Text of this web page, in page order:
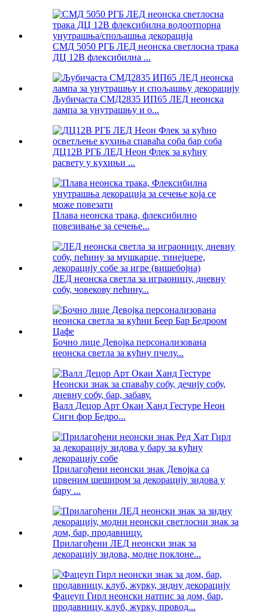
СМД 5050 РГБ ЛЕД неонска светлосна трака
ДЦ 12В флексибилна ...
Љубичаста СМД2835 ИП65 ЛЕД неонска
лампа за унутрашњу и о...
ДЦ12В РГБ ЛЕД Неон Флек за кућну
расвету у кухињи ...
Плава неонска трака, флексибилно
повезивање за сечење...
ЛЕД неонска светла за играоницу, дневну
собу, човекову пећину...
Бочно лице Девојка персонализована
неонска светла за кућну пчелу...
Валл Децор Арт Окаи Ханд Гестуре Неон
Сигн фор Бедро...
Прилагођени неонски знак Девојка са
црвеним шеширом за декорацију зидова у
бару ...
Прилагођени ЛЕД неонски знак за
декорацију зидова, модне поклоне...
Фацеуп Гирл неонски натпис за дом, бар,
продавницу, клуб, журку, провод...